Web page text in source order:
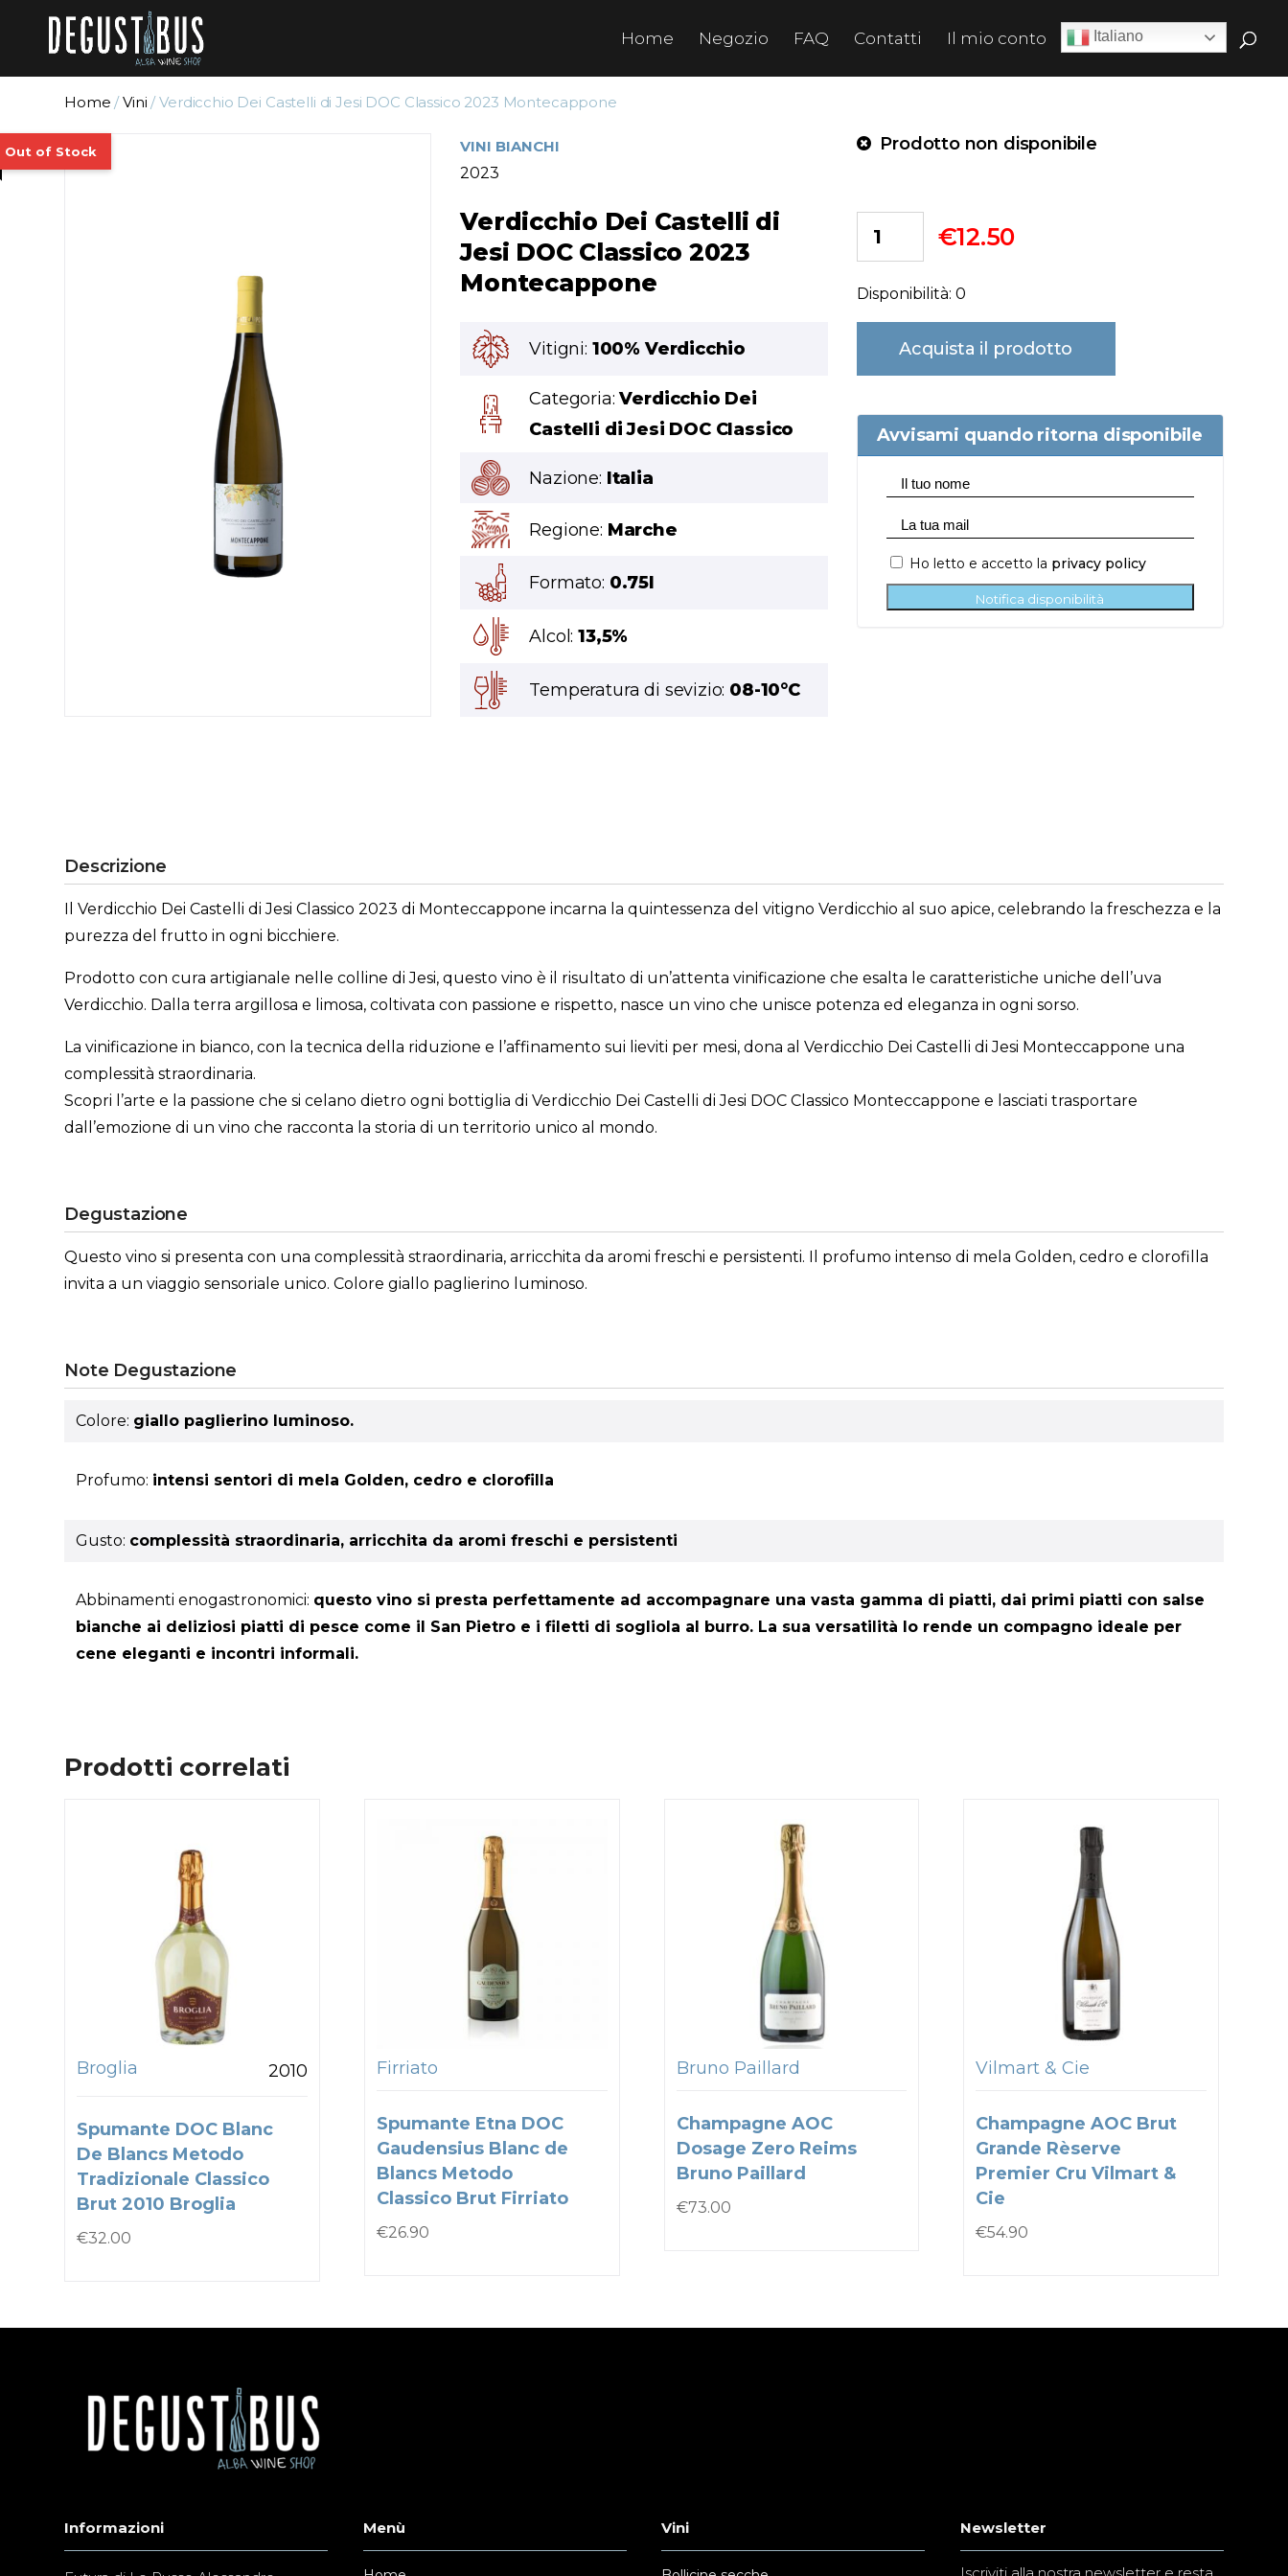
Home Negozio FAQ Contatti Il mio conto
Home /Vini / Verdicchio Dei Castelli di Jesi DOC Classico 2023 Montecappone
VINI BIANCHI
2023
Verdicchio Dei Castelli di
Jesi DOC Classico 2023
Montecappone
Vitigni: 100% Verdicchio
Categoria:Verdicchio Dei
Castelli di Jesi DOC Classico
Nazione: Italia
Regione: Marche
Formato: 0.75l
Alcol:13,5%
Temperatura di sevizio: 08-10°C
Prodotto non disponibile
€12.50
Disponibilità: 0
Acquista il prodotto
Avvisami quando ritorna disponibile
Ho letto e accetto la privacy policy
Notifica disponibilità
Descrizione
Il Verdicchio Dei Castelli di Jesi Classico 2023 di Monteccappone incarna la quintessenza del vitigno Verdicchio al suo apice, celebrando la freschezza e la
purezza del frutto in ogni bicchiere.
Prodotto con cura artigianale nelle colline di Jesi, questo vino è il risultato di un’attenta vinificazione che esalta le caratteristiche uniche dell’uva
Verdicchio. Dalla terra argillosa e limosa, coltivata con passione e rispetto, nasce un vino che unisce potenza ed eleganza in ogni sorso.
La vinificazione in bianco, con la tecnica della riduzione e l’affinamento sui lieviti per mesi, dona al Verdicchio Dei Castelli di Jesi Monteccappone una
complessità straordinaria.
Scopri l’arte e la passione che si celano dietro ogni bottiglia di Verdicchio Dei Castelli di Jesi DOC Classico Monteccappone e lasciati trasportare
dall’emozione di un vino che racconta la storia di un territorio unico al mondo.
Degustazione
Questo vino si presenta con una complessità straordinaria, arricchita da aromi freschi e persistenti. Il profumo intenso di mela Golden, cedro e clorofilla
invita a un viaggio sensoriale unico. Colore giallo paglierino luminoso.
Note Degustazione
Colore: giallo paglierino luminoso.
Profumo: intensi sentori di mela Golden, cedro e clorofilla
Gusto: complessità straordinaria, arricchita da aromi freschi e persistenti
Abbinamenti enogastronomici: questo vino si presta perfettamente ad accompagnare una vasta gamma di piatti, dai primi piatti con salse
bianche ai deliziosi piatti di pesce come il San Pietro e i filetti di sogliola al burro. La sua versatilità lo rende un compagno ideale per
cene eleganti e incontri informali.
Prodotti correlati
Broglia 2010
Spumante DOC Blanc
De Blancs Metodo
Tradizionale Classico
Brut 2010 Broglia
€32.00
Firriato
Spumante Etna DOC
Gaudensius Blanc de
Blancs Metodo
Classico Brut Firriato
€26.90
Bruno Paillard
Champagne AOC
Dosage Zero Reims
Bruno Paillard
€73.00
Vilmart & Cie
Champagne AOC Brut
Grande Rèserve
Premier Cru Vilmart &
Cie
€54.90
Informazioni Menù Vini Newsletter
Italiano